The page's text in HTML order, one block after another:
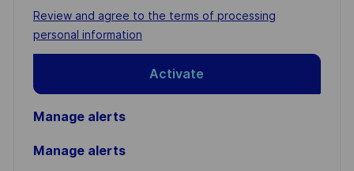
address
(Required)
Required
Review and agree to the terms of processing
personal information
Activate
Manage alerts
Manage alerts